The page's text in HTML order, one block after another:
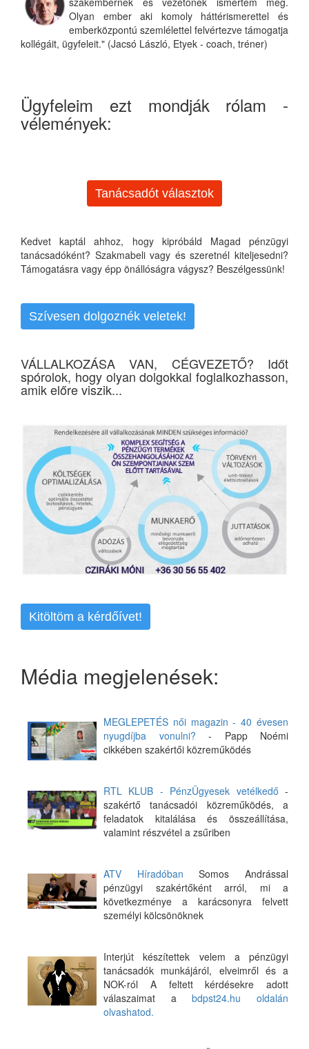
Olyan ember aki komoly háttérismerettel és
emberközpontú szemlélettel felvértezve támogatja
kollégáit, ügyfeleit." (Jacsó László, Etyek - coach, tréner)
Ügyfeleim ezt mondják rólam -
vélemények:
Tanácsadót választok
Kedvet kaptál ahhoz, hogy kipróbáld Magad pénzügyi
tanácsadóként? Szakmabeli vagy és szeretnél kiteljesedni?
Támogatásra vagy épp önállóságra vágysz? Beszélgessünk!
Szívesen dolgoznék veletek!
VÁLLALKOZÁSA VAN, CÉGVEZETŐ? Időt
spórolok, hogy olyan dolgokkal foglalkozhasson,
amik előre viszik...
Kitöltöm a kérdőívet!
Média megjelenések:
MEGLEPETÉS női magazin - 40 évesen
nyugdíjba vonulni? - Papp Noémi
cikkében szakértői közreműködés
RTL KLUB - PénzÜgyesek vetélkedő -
szakértő tanácsadói közreműködés, a
feladatok kitalálása és összeállítása,
valamint részvétel a zsűriben
ATV Híradóban Somos Andrással
pénzügyi szakértőként arról, mi a
következménye a karácsonyra felvett
személyi kölcsönöknek
Interjút készítettek velem a pénzügyi
tanácsadók munkájáról, elveimről és a
NOK-ról A feltett kérdésekre adott
válaszaimat abdpst24.hu oldalán
olvashatod.